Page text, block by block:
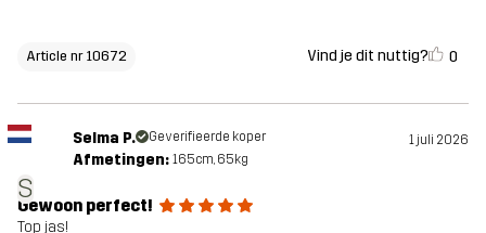
Article nr 10672 Vind je dit nuttig? 0
S
Selma P. Geverifieerde koper 1 juli 2026
Afmetingen: 165cm, 65kg
Gewoon perfect!
Top jas!